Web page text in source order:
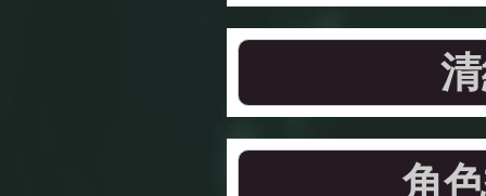
角